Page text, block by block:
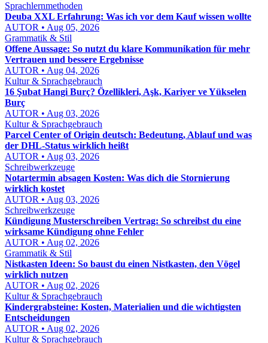
Sprachlernmethoden
Deuba XXL Erfahrung: Was ich vor dem Kauf wissen wollte
AUTOR • Aug 05, 2026
Grammatik & Stil
Offene Aussage: So nutzt du klare Kommunikation für mehr
Vertrauen und bessere Ergebnisse
AUTOR • Aug 04, 2026
Kultur & Sprachgebrauch
16 Şubat Hangi Burç? Özellikleri, Aşk, Kariyer ve Yükselen
Burç
AUTOR • Aug 03, 2026
Kultur & Sprachgebrauch
Parcel Center of Origin deutsch: Bedeutung, Ablauf und was
der DHL-Status wirklich heißt
AUTOR • Aug 03, 2026
Schreibwerkzeuge
Notartermin absagen Kosten: Was dich die Stornierung
wirklich kostet
AUTOR • Aug 03, 2026
Schreibwerkzeuge
Kündigung Musterschreiben Vertrag: So schreibst du eine
wirksame Kündigung ohne Fehler
AUTOR • Aug 02, 2026
Grammatik & Stil
Nistkasten Ideen: So baust du einen Nistkasten, den Vögel
wirklich nutzen
AUTOR • Aug 02, 2026
Kultur & Sprachgebrauch
Kindergrabsteine: Kosten, Materialien und die wichtigsten
Entscheidungen
AUTOR • Aug 02, 2026
Kultur & Sprachgebrauch